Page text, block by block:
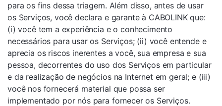
para os fins dessa triagem. Além disso, antes de usar
os Serviços, você declara e garante à CABOLINK que:
(i) você tem a experiência e o conhecimento
necessários para usar os Serviços; (ii) você entende e
aprecia os riscos inerentes a você, sua empresa e sua
pessoa, decorrentes do uso dos Serviços em particular
e da realização de negócios na Internet em geral; e (iii)
você nos fornecerá material que possa ser
implementado por nós para fornecer os Serviços.